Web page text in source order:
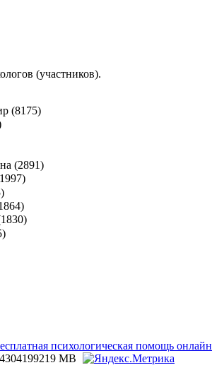
(участников).
(8175)
(2891)
психологическая помощь онлайн
MB